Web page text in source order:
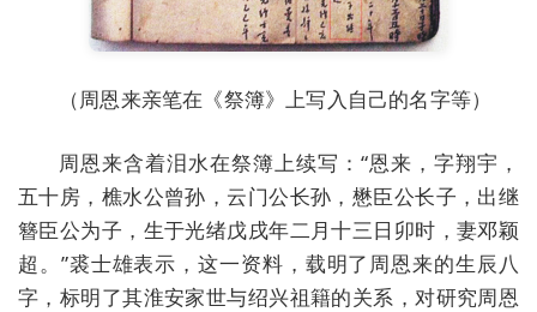
（周恩来亲笔在《祭簿》上写入自己的名字等）
周恩来含着泪水在祭簿上续写：“恩来，字翔宇，
五十房，樵水公曾孙，云门公长孙，懋臣公长子，出继
簪臣公为子，生于光绪戊戌年二月十三日卯时，妻邓颖
超。”裘士雄表示，这一资料，载明了周恩来的生辰八
字，标明了其淮安家世与绍兴祖籍的关系，对研究周恩